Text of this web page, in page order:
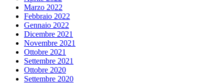
Marzo 2022
Febbraio 2022
Gennaio 2022
Dicembre 2021
Novembre 2021
Ottobre 2021
Settembre 2021
Ottobre 2020
Settembre 2020